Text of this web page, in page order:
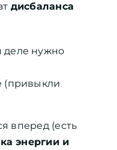
дисбаланса
деле нужно
(привыкли
вперед (есть
энергии и